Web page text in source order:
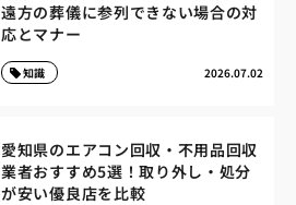
遠方の葬儀に参列できない場合の対
応とマナー
2026.07.02
知識
愛知県のエアコン回収・不用品回収
業者おすすめ5選！取り外し・処分
が安い優良店を比較